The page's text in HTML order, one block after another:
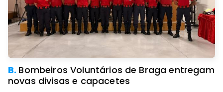
B. Bombeiros Voluntários de Braga entregam
novas divisas e capacetes